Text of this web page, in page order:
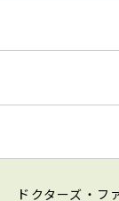
ドクターズ・フ